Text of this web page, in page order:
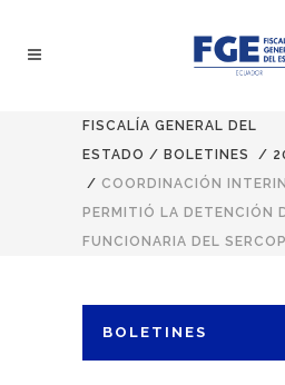
FISCALÍA GENERAL DEL
ESTADO / BOLETINES /
/ COORDINACIÓN
PERMITIÓ LA DETENCIÓN
FUNCIONARIA DEL SERCOP
BOLETINES